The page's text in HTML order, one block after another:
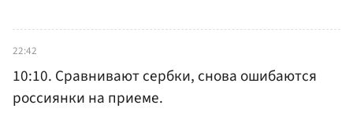
22:42
10:10. Сравнивают сербки, снова ошибаются
россиянки на приеме.